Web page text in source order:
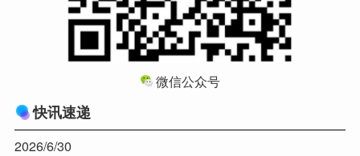
微信公众号
快讯速递
2026/6/30